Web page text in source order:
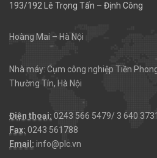
193/192 Lê Trọng Tấn – Định Công
Hoàng Mai – Hà Nội
Nhà máy: Cụm công nghiệp Tiền
Thường Tín, Hà Nội
Điện thoại: 0243 566 5479/ 3 640
Fax: 0243 561788
Email: info@plc.vn